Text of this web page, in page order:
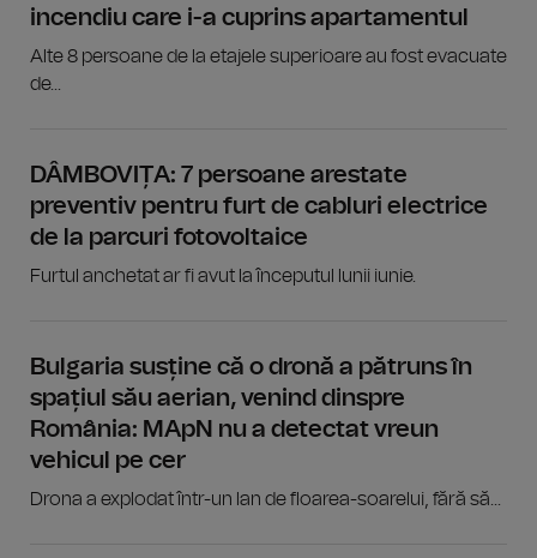
incendiu care i-a cuprins apartamentul
Alte 8 persoane de la etajele superioare au fost evacuate
de...
DÂMBOVIȚA: 7 persoane arestate
preventiv pentru furt de cabluri electrice
de la parcuri fotovoltaice
Furtul anchetat ar fi avut la începutul lunii iunie.
Bulgaria susține că o dronă a pătruns în
spațiul său aerian, venind dinspre
România: MApN nu a detectat vreun
vehicul pe cer
Drona a explodat într-un lan de floarea-soarelui, fără să...